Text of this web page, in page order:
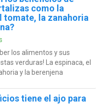
como la
tomate, la zanahoria
los alimentos y sus
verduras! La espinaca, el
y la berenjena
tiene el ajo para